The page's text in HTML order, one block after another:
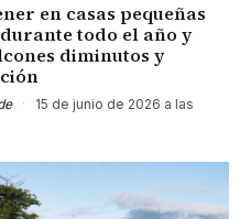
en casas pequeñas
todo el año y
diminutos y
·
15 de junio de 2026 a las